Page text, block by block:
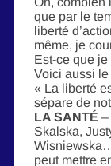
que par le
liberté
même, je
Est-ce que je
Voici aussi le
« La liberté
sépare de
LA SANTÉ –
Skalska,
peut mettre